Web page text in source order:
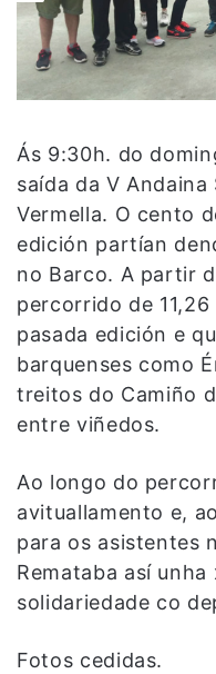
Ás 9:30h. do
saída da V
Vermella. O cento
edición partían
no Barco. A partir
percorrido de
pasada edición e
barquenses como
treitos do Camiño
entre viñedos.
Ao longo do
avituallamento e,
para os asistentes
Remataba así
solidariedade co
Fotos cedidas.